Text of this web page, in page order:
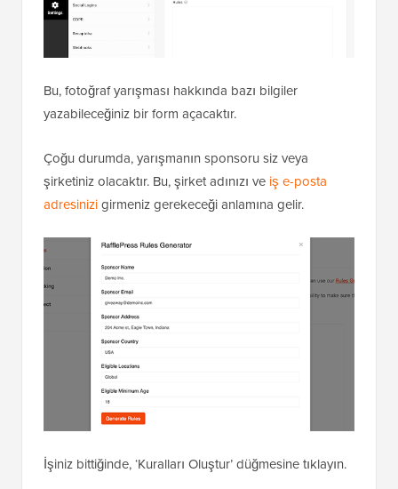
Bu, fotoğraf yarışması hakkında bazı bilgiler
yazabileceğiniz bir form açacaktır.
Çoğu durumda, yarışmanın sponsoru siz veya
şirketiniz olacaktır. Bu, şirket adınızı ve iş e-posta
adresinizigirmeniz gerekeceği anlamına gelir.
İşiniz bittiğinde, ‘Kuralları Oluştur’ düğmesine tıklayın.